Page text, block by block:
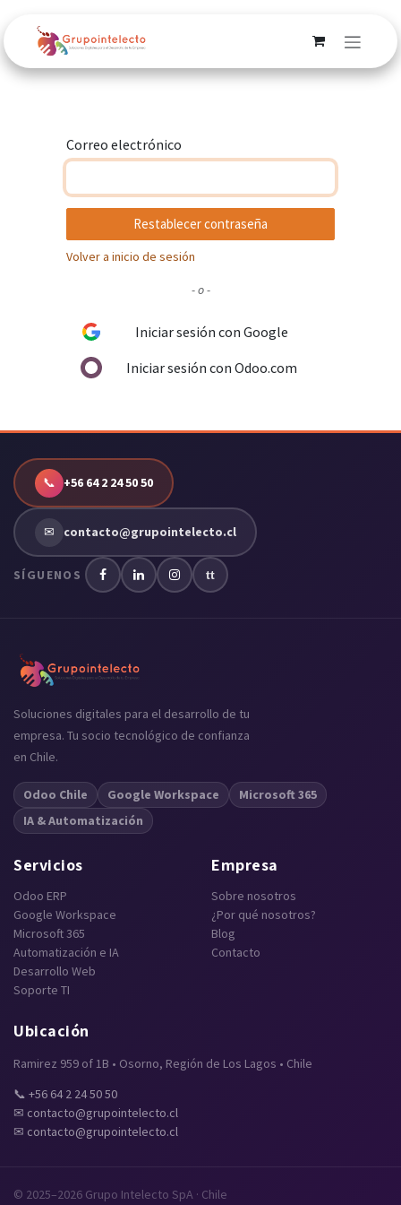
Correo electrónico
Restablecer contraseña
Volver a inicio de sesión
- o -
Iniciar sesión con Google
Iniciar sesión con Odoo.com
📞 +56 64 2 24 50 50
✉ contacto@grupointelecto.cl
SÍGUENOS tt
Soluciones digitales para el desarrollo de tu
empresa. Tu socio tecnológico de confianza
en Chile.
Odoo Chile Google Workspace
Microsoft 365
IA & Automatización
Servicios
Odoo ERP
Google Workspace
Microsoft 365
Automatización e IA
Desarrollo Web
Soporte TI
Empresa
Sobre nosotros
¿Por qué nosotros?
Blog
Contacto
Ubicación
Ramirez 959 of 1B • Osorno, Región de Los Lagos • Chile
📞 +56 64 2 24 50 50
✉ contacto@grupointelecto.cl
✉ contacto@grupointelecto.cl
© 2025–2026 Grupo Intelecto SpA · Chile